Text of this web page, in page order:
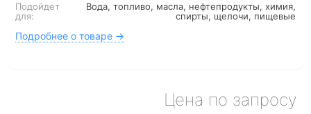
Подойдет
для:
Вода, топливо, масла, нефтепродукты, химия,
спирты, щелочи, пищевые
Подробнее о товаре →
Цена по запросу